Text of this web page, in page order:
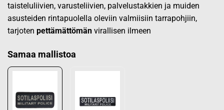
taisteluliivien, varusteliivien, palvelustakkien ja muiden
asusteiden rintapuolella oleviin valmiisiin tarrapohjiin,
tarjoten pettämättömän virallisen ilmeen
Samaa mallistoa